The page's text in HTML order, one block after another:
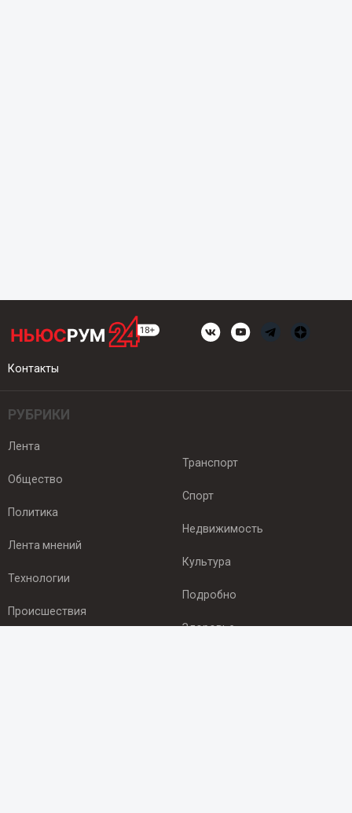
Контакты
РУБРИКИ
Лента
Общество
Политика
Лента мнений
Технологии
Происшествия
Транспорт
Спорт
Недвижимость
Культура
Подробно
Здоровье